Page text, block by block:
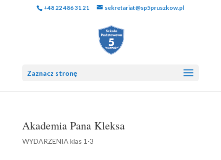
+48 22 486 31 21 sekretariat@sp5pruszkow.pl
Zaznacz stronę
Akademia Pana Kleksa
WYDARZENIA klas 1-3